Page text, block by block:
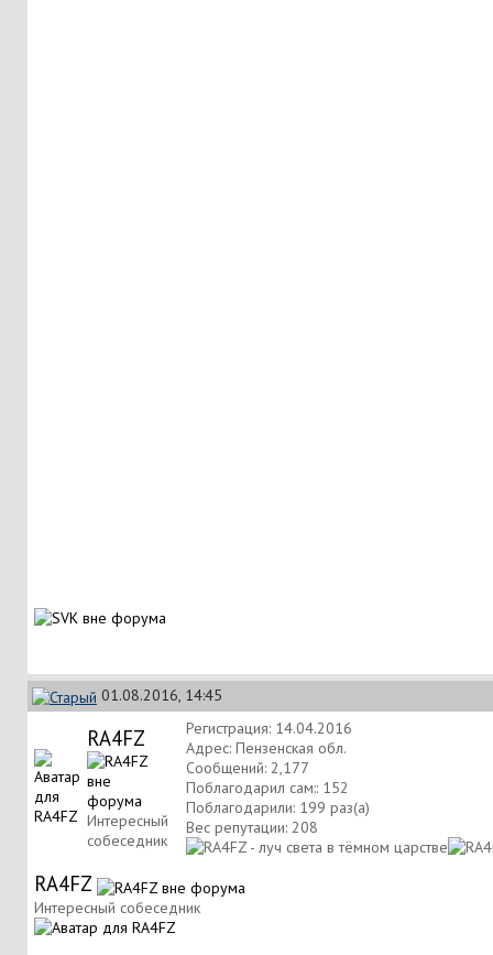
01.08.2016, 14:45
RA4FZ
Интересный
собеседник
Регистрация: 14.04.2016
Адрес: Пензенская обл.
Сообщений: 2,177
Поблагодарил сам:: 152
Поблагодарили: 199 раз(а)
Вес репутации: 208
RA4FZ
Интересный собеседник